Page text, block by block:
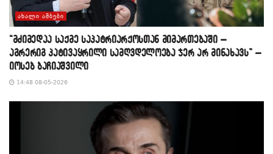
ᲐᲮᲐᲚᲘ ᲐᲛᲑᲔᲑᲘ
“მძიმედაა საქმე საპატრიარქოსთან მიმართებაში –
აგრერიგ პატივაყრილი სამღვდელოება ჯერ არ მინახავს” –
იოსებ ბაჩიაშვილი
14:48 08-05-2026